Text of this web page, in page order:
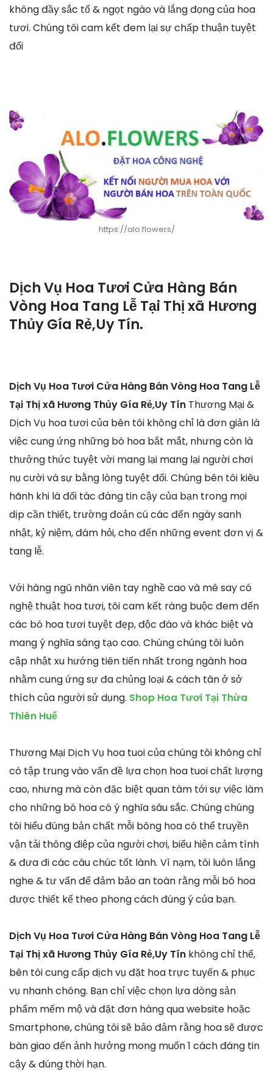
không đầy sắc tố & ngọt ngào và lắng đọng của hoa
tươi. Chúng tôi cam kết đem lại sự chấp thuận tuyệt
đối
https://alo.flowers/
Dịch Vụ Hoa Tươi Cửa Hàng Bán
Vòng Hoa Tang Lễ Tại Thị xã Hương
Thủy Gía Rẻ,Uy Tín.
Dịch Vụ Hoa Tươi Cửa Hàng Bán Vòng Hoa Tang Lễ
Tại Thị xã Hương Thủy Gía Rẻ,Uy Tín Thương Mại &
Dịch Vụ hoa tươi của bên tôi không chỉ là đơn giản là
việc cung ứng những bó hoa bắt mắt, nhưng còn là
thưởng thức tuyệt vời mang lại mang lại người chơi
nụ cười và sự bằng lòng tuyệt đối. Chúng bên tôi kiêu
hãnh khi là đối tác đáng tin cậy của bạn trong mọi
dịp cần thiết, trường đoản cú các đến ngày sanh
nhật, kỷ niệm, đám hỏi, cho đến những event đơn vị &
tang lễ.
Với hàng ngũ nhân viên tay nghề cao và mê say có
nghệ thuật hoa tươi, tôi cam kết ràng buộc đem đến
các bó hoa tươi tuyệt đẹp, độc đáo và khác biệt và
mang ý nghĩa sáng tạo cao. Chúng chúng tôi luôn
cập nhật xu hướng tiên tiến nhất trong ngành hoa
nhằm cung ứng sự đa chủng loại & cách tân ở sở
thích của người sử dụng. Shop Hoa Tươi Tại Thừa
Thiên Huế
Thương Mại Dịch Vụ hoa tuoi của chúng tôi không chỉ
có tập trung vào vấn đề lựa chọn hoa tuoi chất lượng
cao, nhưng mà còn đặc biệt quan tâm tới sự việc làm
cho những bó hoa có ý nghĩa sâu sắc. Chúng chúng
tôi hiểu đúng bản chất mỗi bông hoa có thể truyền
vận tải thông điệp của người chơi, biểu hiện cảm tình
& đưa đi các câu chúc tốt lành. Vì nạm, tôi luôn lắng
nghe & tư vấn để đảm bảo an toàn rằng mỗi bó hoa
được thiết kế theo phong cách đúng ý của bạn.
Dịch Vụ Hoa Tươi Cửa Hàng Bán Vòng Hoa Tang Lễ
Tại Thị xã Hương Thủy Gía Rẻ,Uy Tín không chỉ thế,
bên tôi cung cấp dịch vụ đặt hoa trực tuyến & phục
vụ nhanh chóng. Bạn chỉ việc chọn lựa dòng sản
phẩm mếm mộ và đặt đơn hàng qua website hoặc
Smartphone, chúng tôi sẽ bảo đảm rằng hoa sẽ được
bàn giao đến ảnh hưởng mong muốn 1 cách đáng tin
cậy & đúng thời hạn.